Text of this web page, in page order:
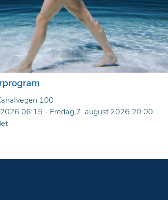
100
06:15 - Fredag 7. august 2026 20:00